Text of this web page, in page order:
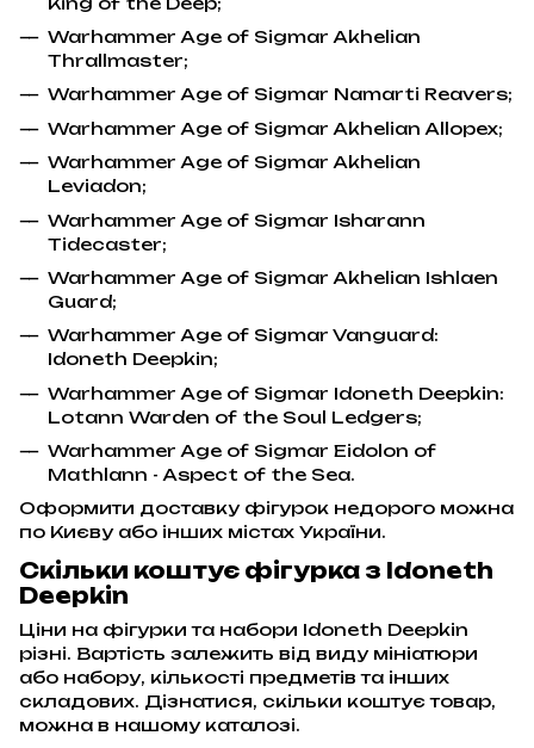
Warhammer Age of Sigmar Akhelian
Thrallmaster;
Warhammer Age of Sigmar Namarti Reavers;
Warhammer Age of Sigmar Akhelian Allopex;
Warhammer Age of Sigmar Akhelian
Leviadon;
Warhammer Age of Sigmar Isharann
Tidecaster;
Warhammer Age of Sigmar Akhelian Ishlaen
Guard;
Warhammer Age of Sigmar Vanguard:
Idoneth Deepkin;
Warhammer Age of Sigmar Idoneth Deepkin:
Lotann Warden of the Soul Ledgers;
Warhammer Age of Sigmar Eidolon of
Mathlann - Aspect of the Sea.
Оформити доставку фігурок недорого можна
по Києву або інших містах України.
Скільки коштує фігурка з Idoneth
Deepkin
Ціни на фігурки та набори Idoneth Deepkin
різні. Вартість залежить від виду мініатюри
або набору, кількості предметів та інших
складових. Дізнатися, скільки коштує товар,
можна в нашому каталозі.